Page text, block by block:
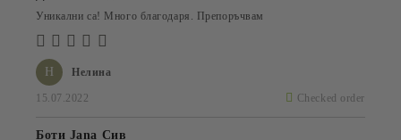
Н Нелина
15.07.2022 Checked order
Уникални са! Много благодаря. Препоръчвам
Боти Jana Сив